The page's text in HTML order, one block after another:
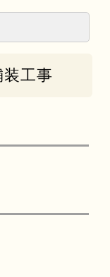
装工事